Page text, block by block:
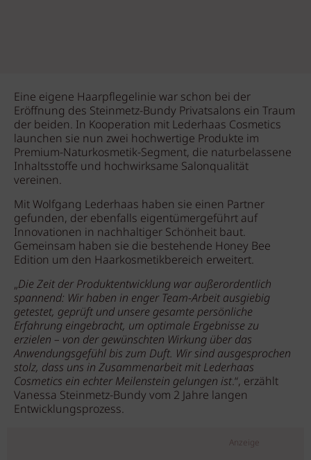
Eine eigene Haarpflegelinie war schon bei der
Eröffnung des Steinmetz-Bundy Privatsalons ein Traum
der beiden. In Kooperation mit Lederhaas Cosmetics
launchen sie nun zwei hochwertige Produkte im
Premium-Naturkosmetik-Segment, die naturbelassene
Inhaltsstoffe und hochwirksame Salonqualität
vereinen.
Mit Wolfgang Lederhaas haben sie einen Partner
gefunden, der ebenfalls eigentümergeführt auf
Innovationen in nachhaltiger Schönheit baut.
Gemeinsam haben sie die bestehende Honey Bee
Edition um den Haarkosmetikbereich erweitert.
„Die Zeit der Produktentwicklung war außerordentlich
spannend: Wir haben in enger Team-Arbeit ausgiebig
getestet, geprüft und unsere gesamte persönliche
Erfahrung eingebracht, um optimale Ergebnisse zu
erzielen – von der gewünschten Wirkung über das
Anwendungsgefühl bis zum Duft. Wir sind ausgesprochen
stolz, dass uns in Zusammenarbeit mit Lederhaas
Cosmetics ein echter Meilenstein gelungen ist.“, erzählt
Vanessa Steinmetz-Bundy vom 2 Jahre langen
Entwicklungsprozess.
Anzeige